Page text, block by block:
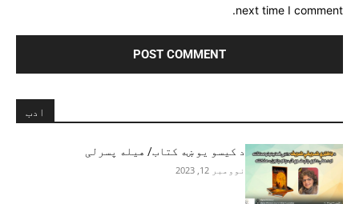
next time I comment.
ادب
د کیسو یو ښه کتاب/ هیله پسرلی
نوومبر 12, 2023